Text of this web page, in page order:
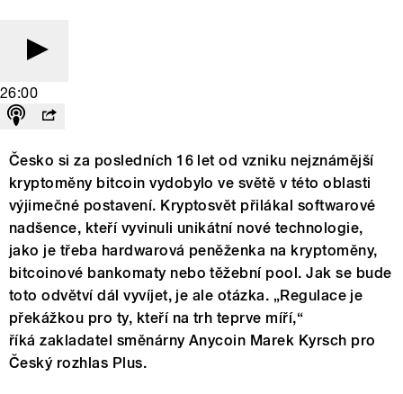
26:00
Česko si za posledních 16 let od vzniku nejznámější
kryptoměny bitcoin vydobylo ve světě v této oblasti
výjimečné postavení. Kryptosvět přilákal softwarové
nadšence, kteří vyvinuli unikátní nové technologie,
jako je třeba hardwarová peněženka na kryptoměny,
bitcoinové bankomaty nebo těžební pool. Jak se bude
toto odvětví dál vyvíjet, je ale otázka. „Regulace je
překážkou pro ty, kteří na trh teprve míří,“
říká zakladatel směnárny Anycoin Marek Kyrsch pro
Český rozhlas Plus.